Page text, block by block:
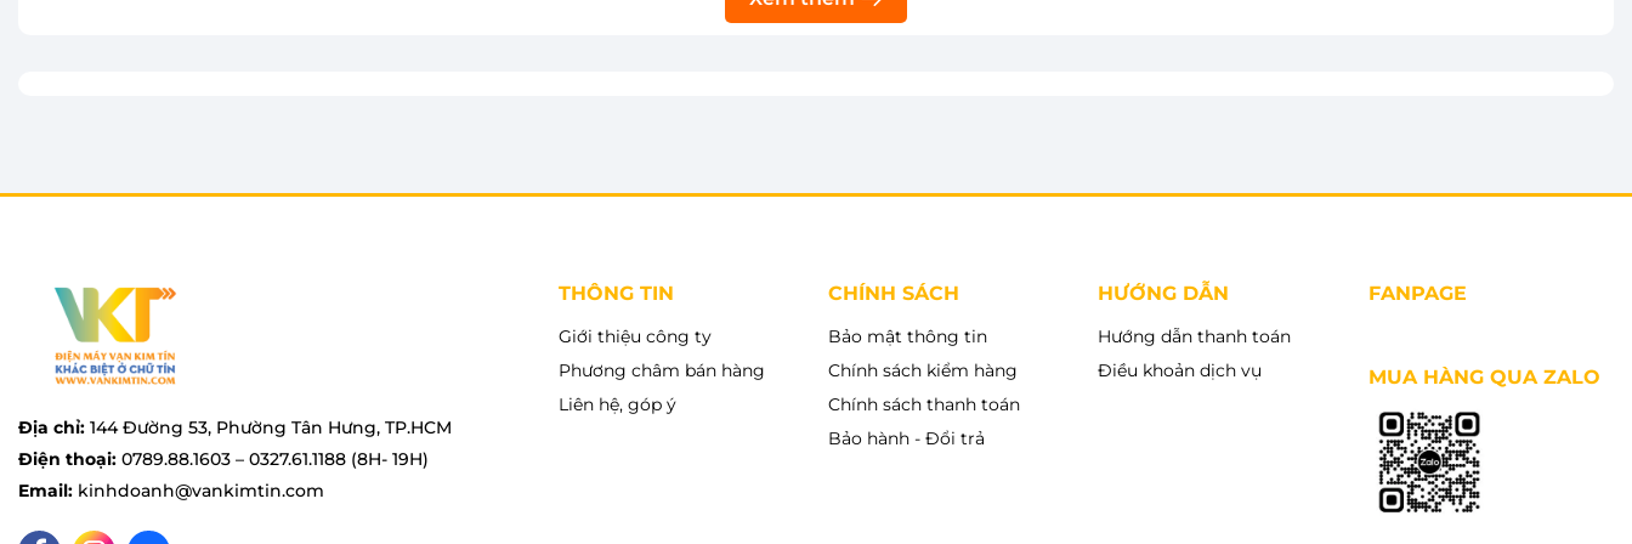
Địa chỉ: 144 Đường 53, Phường Tân Hưng, TP.HCM
Điện thoại: 0789.88.1603 – 0327.61.1188 (8H- 19H)
Email: kinhdoanh@vankimtin.com
THÔNG TIN
Giới thiệu công ty
Phương châm bán hàng
Liên hệ, góp ý
CHÍNH SÁCH
Bảo mật thông tin
Chính sách kiểm hàng
Chính sách thanh toán
Bảo hành - Đổi trả
HƯỚNG DẪN
Hướng dẫn thanh toán
Điều khoản dịch vụ
FANPAGE
MUA HÀNG QUA ZALO